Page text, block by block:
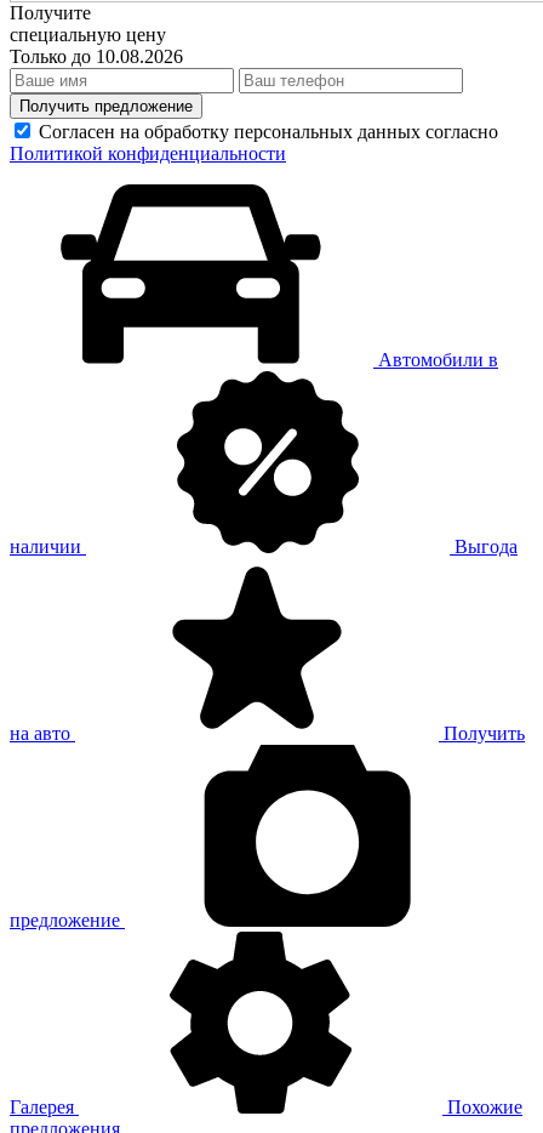
Получите
специальную цену
Только до 10.08.2026
Получить предложение
Согласен на обработку персональных данных согласно
Политикой конфиденциальности
Автомобили в
наличии Выгода
на авто Получить
предложение
Галерея
Похожие
предложения